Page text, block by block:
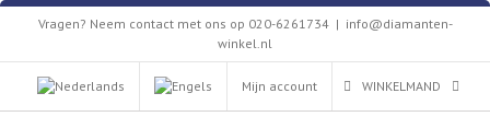
Skip
content
Vragen? Neem contact met ons op 020-6261734 | info@diamanten-
winkel.nl
Mijn account WINKELMAND